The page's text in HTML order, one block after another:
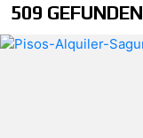
509 GEFUNDEN